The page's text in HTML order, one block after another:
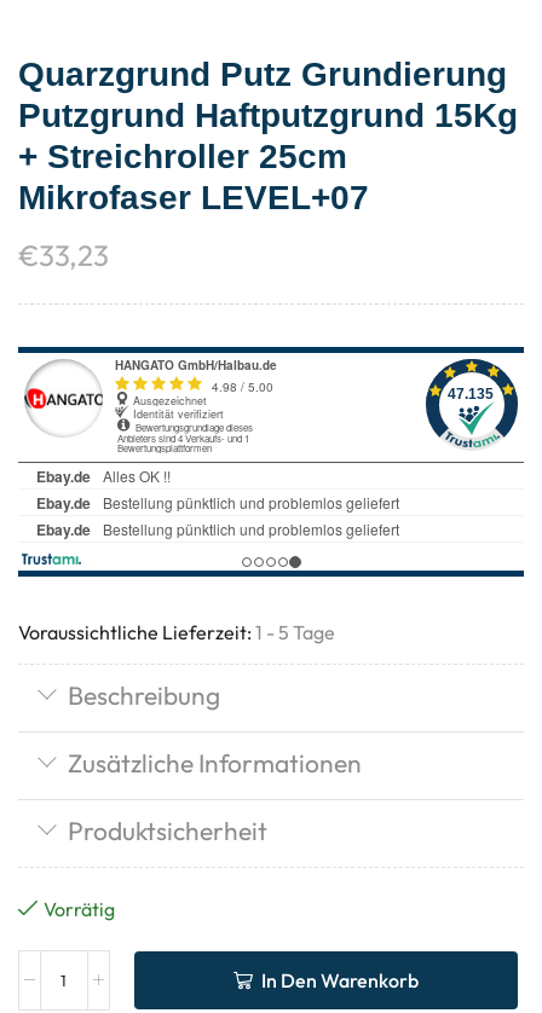
Quarzgrund Putz Grundierung
Putzgrund Haftputzgrund 15Kg
+ Streichroller 25cm
Mikrofaser LEVEL+07
€33,23
Voraussichtliche Lieferzeit: 1 - 5 Tage
Beschreibung
Zusätzliche Informationen
Produktsicherheit
Vorrätig
In Den Warenkorb